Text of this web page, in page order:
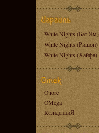
White Nights (Бат Ям)
White Nights (Ришон)
White Nights (Хайфа)
Onore
OMega
RезиденциЯ